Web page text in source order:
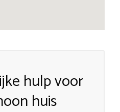
hulp voor
huis